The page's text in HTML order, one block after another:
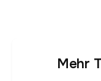
Mehr